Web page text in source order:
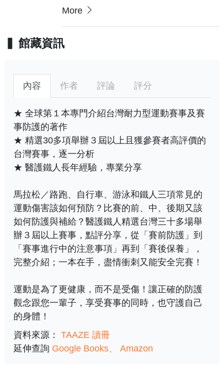
More
館藏資訊
內容 作者 評論 評分
★ 全球第１本專門介紹台灣耐力型運動賽事及賽
事防護的著作
★ 精選30多項舉辦３屆以上且獲參賽者高評價的
台灣賽事，逐一分析
★ 醫護鐵人長年經驗，專業分享
馬拉松／路跑、自行車、游泳和鐵人三項常見的
運動傷害該如何預防？比賽的前、中、後期又該
如何防護與補給？醫護鐵人精選台灣三十多場舉
辦３屆以上賽事，點評分享，從「賽前防護」到
「賽事進行中的注意事項」再到「賽後保養」，
完整介紹；一本在手，盡情衝刺又能安全完賽！
運動是為了更健康，而不是受傷！讓正確的防護
觀念跟您一輩子，享受賽事的同時，也守護自己
的身體！
資料來源： TAAZE 讀冊
延伸查詢 Google Books Amazon